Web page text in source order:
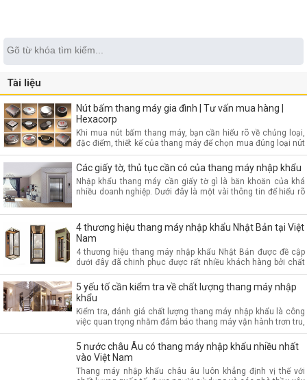
Tài liệu
Nút bấm thang máy gia đình | Tư vấn mua hàng |
Hexacorp
Khi mua nút bấm thang máy, bạn cần hiểu rõ về chủng loại,
đặc điểm, thiết kế của thang máy để chọn mua đúng loại nút
bấm phù hợp.
Các giấy tờ, thủ tục cần có của thang máy nhập khẩu
Nhập khẩu thang máy cần giấy tờ gì là băn khoăn của khá
nhiều doanh nghiệp. Dưới đây là một vài thông tin để hiểu rõ
4 thương hiệu thang máy nhập khẩu Nhật Bản tại Việt
Nam
4 thương hiệu thang máy nhập khẩu Nhật Bản được đề cập
dưới đây đã chinh phục được rất nhiều khách hàng bởi chất
lượng, giá cả cũng như tiện nghi, thiết kế.
5 yếu tố cần kiểm tra về chất lượng thang máy nhập
khẩu
Kiểm tra, đánh giá chất lượng thang máy nhập khẩu là công
việc quan trọng nhằm đảm bảo thang máy vận hành trơn tru,
an toàn và bền lâu trong suốt quá trình sử dụng
5 nước châu Âu có thang máy nhập khẩu nhiều nhất
vào Việt Nam
Thang máy nhập khẩu châu âu luôn khẳng định vị thế với